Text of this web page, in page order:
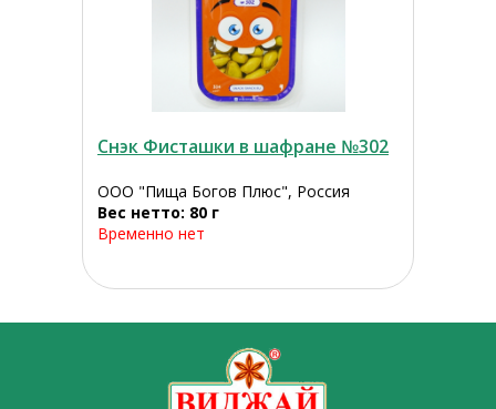
Снэк Фисташки в шафране №302
ООО "Пища Богов Плюс", Россия
Вес нетто: 80 г
Временно нет